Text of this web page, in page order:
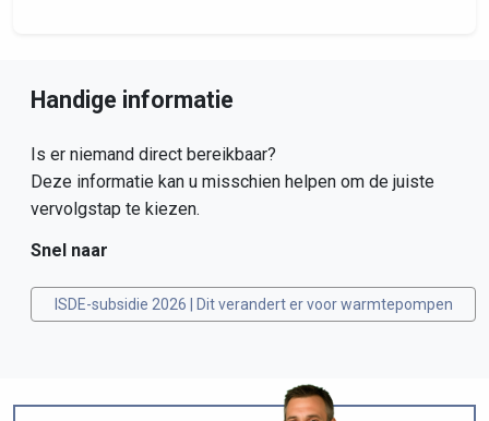
Handige informatie
Is er niemand direct bereikbaar?
Deze informatie kan u misschien helpen om de juiste
vervolgstap te kiezen.
Snel naar
ISDE-subsidie 2026 | Dit verandert er voor warmtepompen